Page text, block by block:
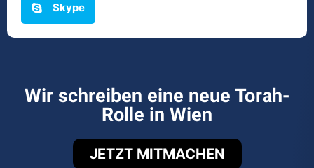
Skype
Wir schreiben eine neue Torah-
Rolle in Wien
JETZT MITMACHEN